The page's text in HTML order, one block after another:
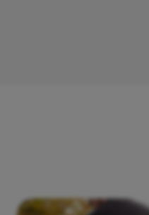
gyroskop (de två